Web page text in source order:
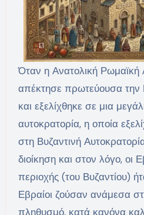
Όταν η Ανατολική Ρωμαϊκή
απέκτησε πρωτεύουσα την
και εξελίχθηκε σε μια
αυτοκρατορία, η οποία
στη Βυζαντινή
διοίκηση και στον λόγο, οι
περιοχής (του Βυζαντίου)
Εβραίοι ζούσαν ανάμεσα
πληθυσμό, κατά κανόνα